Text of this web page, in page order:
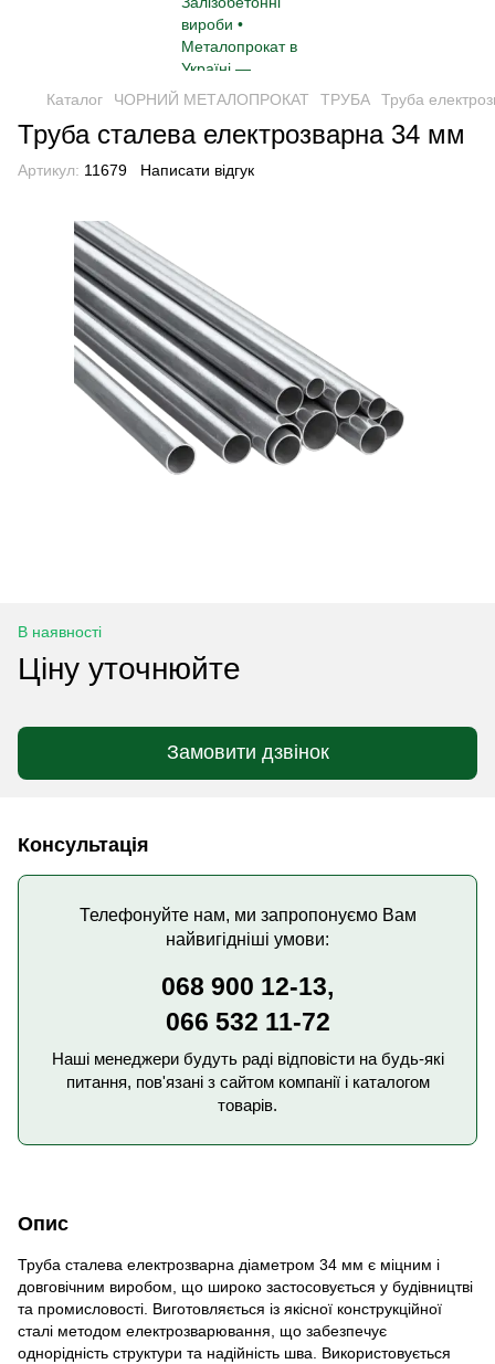
Каталог ЧОРНИЙ МЕТАЛОПРОКАТ ТРУБА Труба
Труба сталева електрозварна 34 мм
Артикул: 11679 Написати відгук
В наявності
Ціну уточнюйте
Замовити дзвінок
Консультація
Телефонуйте нам, ми запропонуємо Вам
найвигідніші умови:
068 900 12-13,
066 532 11-72
Наші менеджери будуть раді відповісти на будь-які
питання, пов'язані з сайтом компанії і каталогом
товарів.
Опис
Труба сталева електрозварна діаметром 34 мм є міцним і
довговічним виробом, що широко застосовується у будівництві
та промисловості. Виготовляється із якісної конструкційної
сталі методом електрозварювання, що забезпечує
однорідність структури та надійність шва. Використовується